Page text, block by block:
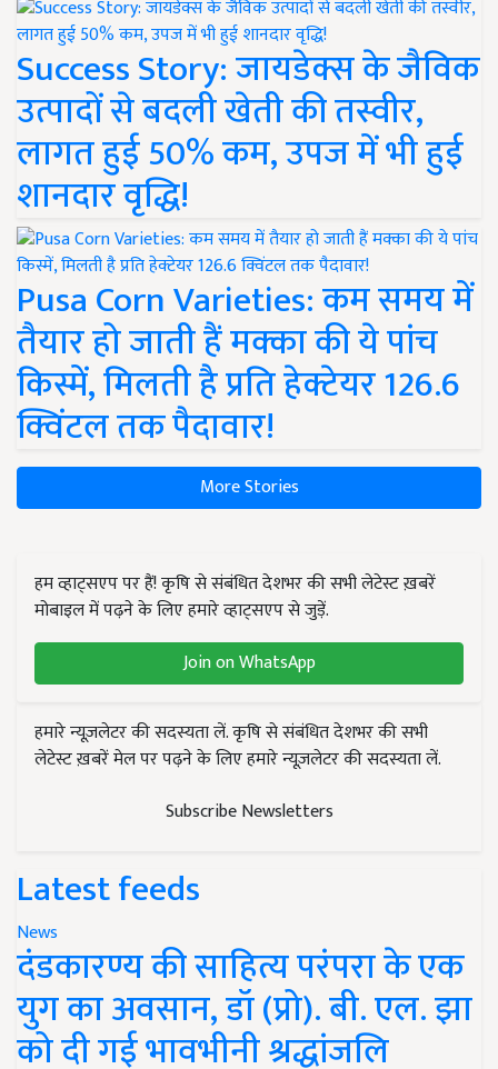
Success Story: जायडेक्स के जैविक
उत्पादों से बदली खेती की तस्वीर,
लागत हुई 50% कम, उपज में भी हुई
शानदार वृद्धि!
Pusa Corn Varieties: कम समय में
तैयार हो जाती हैं मक्का की ये पांच
किस्में, मिलती है प्रति हेक्टेयर 126.6
क्विंटल तक पैदावार!
More Stories
हम व्हाट्सएप पर हैं! कृषि से संबंधित देशभर की सभी लेटेस्ट ख़बरें
मोबाइल में पढ़ने के लिए हमारे व्हाट्सएप से जुड़ें.
Join on WhatsApp
हमारे न्यूज़लेटर की सदस्यता लें. कृषि से संबंधित देशभर की सभी
लेटेस्ट ख़बरें मेल पर पढ़ने के लिए हमारे न्यूज़लेटर की सदस्यता लें.
Subscribe Newsletters
Latest feeds
News
दंडकारण्य की साहित्य परंपरा के एक
युग का अवसान, डॉ (प्रो). बी. एल. झा
को दी गई भावभीनी श्रद्धांजलि